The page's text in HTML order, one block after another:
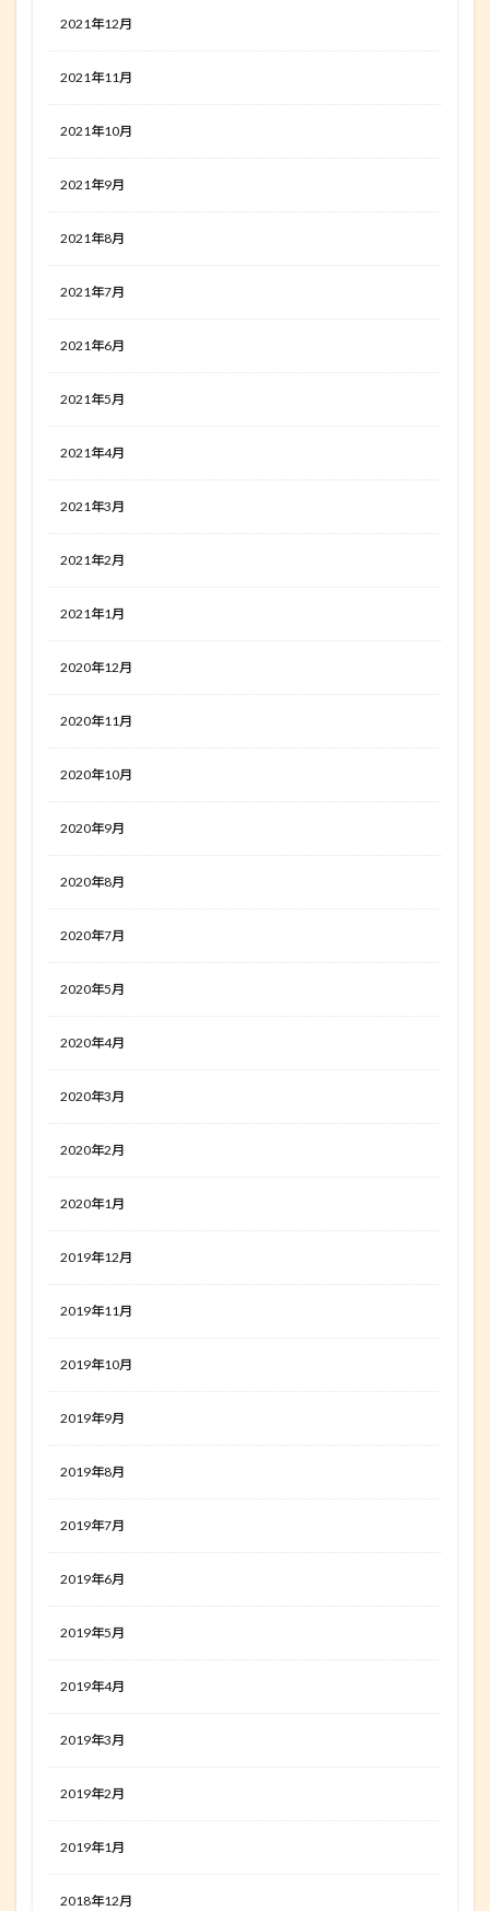
2021年12月
2021年11月
2021年10月
2021年9月
2021年8月
2021年7月
2021年6月
2021年5月
2021年4月
2021年3月
2021年2月
2021年1月
2020年12月
2020年11月
2020年10月
2020年9月
2020年8月
2020年7月
2020年5月
2020年4月
2020年3月
2020年2月
2020年1月
2019年12月
2019年11月
2019年10月
2019年9月
2019年8月
2019年7月
2019年6月
2019年5月
2019年4月
2019年3月
2019年2月
2019年1月
2018年12月